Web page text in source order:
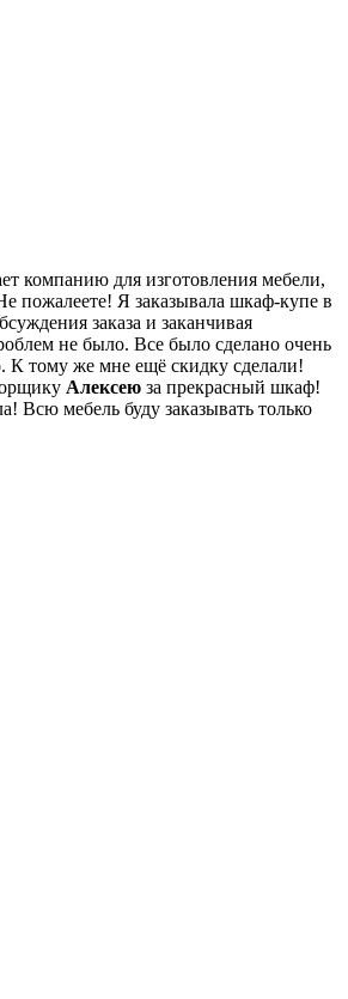
компанию для изготовления мебели,
пожалеете! Я заказывала шкаф-купе в
заказа и заканчивая
не было. Все было сделано очень
К тому же мне ещё скидку сделали!
Алексею за прекрасный шкаф!
Всю мебель буду заказывать только